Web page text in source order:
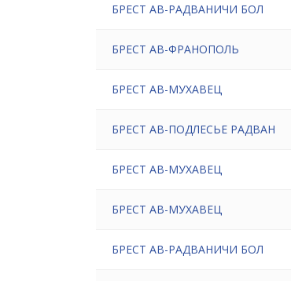
БРЕСТ АВ-РАДВАНИЧИ БОЛ
БРЕСТ АВ-ФРАНОПОЛЬ
БРЕСТ АВ-МУХАВЕЦ
БРЕСТ АВ-ПОДЛЕСЬЕ РАДВАН
БРЕСТ АВ-МУХАВЕЦ
БРЕСТ АВ-МУХАВЕЦ
БРЕСТ АВ-РАДВАНИЧИ БОЛ